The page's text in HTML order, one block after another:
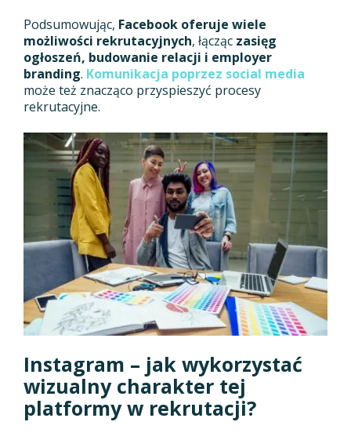
Podsumowując, Facebook oferuje wiele
możliwości rekrutacyjnych, łącząc zasięg
ogłoszeń, budowanie relacji i employer
branding. Komunikacja poprzez social media
może też znacząco przyspieszyć procesy
rekrutacyjne.
Instagram – jak wykorzystać
wizualny charakter tej
platformy w rekrutacji?